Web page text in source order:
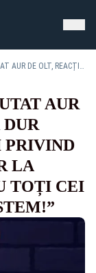
MUGUR MIHĂESCU, DEPUTAT AUR DE OLT, REACȚIONEAZĂ DUR DUPĂ ADOPTAREA LEGII PRIVIND „DISCURSUL INSTIGATOR LA URĂ”: „HAI LA CANAL CU TOȚI CEI CARE AU OPINII ANTI-SISTEM!”
AUR
PRIVIND
LA
TOȚI CEI